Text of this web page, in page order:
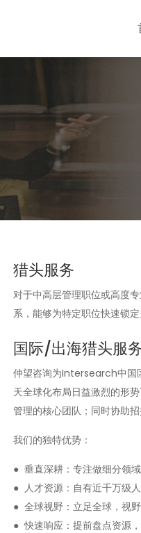
猎头服务
对于中高层管理职位或高度
系，能够为特定职位快速锁定
国际/出海猎头服
仲望咨询为Intersearch中国
天全球化布局日益激烈的形
管理的核心团队；同时协助
我们的独特优势：
● 垂直深耕：专注做细分领
● 人才资源：自有近千万级
● 全球视野：立足全球，视
● 快速响应：提前盘点资源